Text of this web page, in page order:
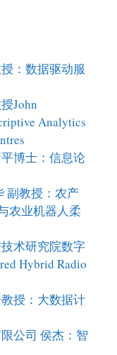
：数据驱动服
John
Analytics
博士：信息论
副教授：农产
农业机器人柔
术研究院数字
Hybrid Radio
授：大数据计
公司 侯杰：智